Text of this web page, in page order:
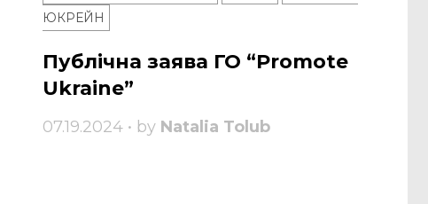
ЮКРЕЙН
Публічна заява ГО “Promote
Ukraine”
07.19.2024 • by Natalia Tolub